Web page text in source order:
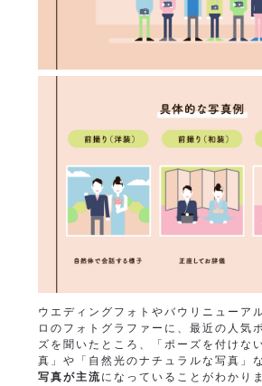
ウエディングフォトやバウリニューア
ロのフォトグラファーに、最近の人気
ズを聞いたところ、「ポーズを付けな
真」や「自然光のナチュラルな写真」
写真が主流になっていることがわかり